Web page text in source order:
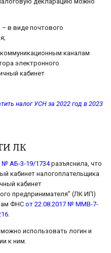
– в виде почтового
каналам
электронного
кабинет
налог УСН за 2022 год в 2023
ЛК
№ АБ-3-19/1734разъяснила, что
кабинет налогоплательщика
кабинет
предпринимателя” (ЛК ИП)
ФНС от 22.08.2017 № ММВ-7-
.
использовать логин и
к ним.